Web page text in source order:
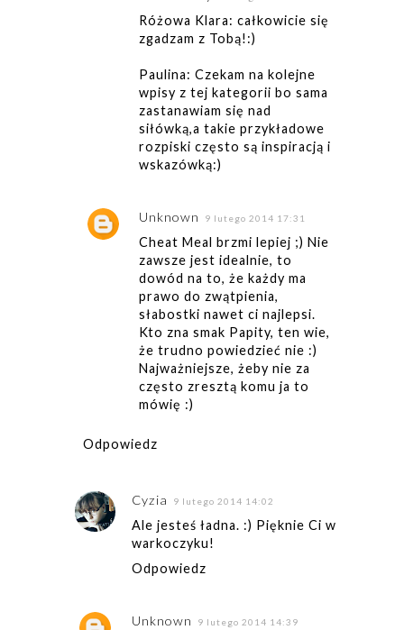
Różowa Klara: całkowicie się
zgadzam z Tobą!:)
Paulina: Czekam na kolejne
wpisy z tej kategorii bo sama
zastanawiam się nad
siłówką,a takie przykładowe
rozpiski często są inspiracją i
wskazówką:)
Unknown 9 lutego 2014 17:31
Cheat Meal brzmi lepiej ;) Nie
zawsze jest idealnie, to
dowód na to, że każdy ma
prawo do zwątpienia,
słabostki nawet ci najlepsi.
Kto zna smak Papity, ten wie,
że trudno powiedzieć nie :)
Najważniejsze, żeby nie za
często zresztą komu ja to
mówię :)
Odpowiedz
Cyzia 9 lutego 2014 14:02
Ale jesteś ładna. :) Pięknie Ci w
warkoczyku!
Odpowiedz
Unknown 9 lutego 2014 14:39